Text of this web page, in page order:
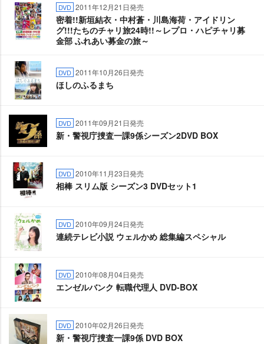
DVD 2011年12月21日発売
密着!!新垣結衣・中村蒼・川島海荷・アイドリン
グ!!!たちのチャリ旅24時!!～レプロ・ハピチャリ募
金部 ふれあい募金の旅～
DVD 2011年10月26日発売
ほしのふるまち
DVD 2011年09月21日発売
新・警視庁捜査一課9係シーズン2DVD BOX
DVD 2010年11月23日発売
相棒 スリム版 シーズン3 DVDセット1
DVD 2010年09月24日発売
連続テレビ小説 ウェルかめ 総集編スペシャル
DVD 2010年08月04日発売
エンゼルバンク 転職代理人 DVD-BOX
DVD 2010年02月26日発売
新・警視庁捜査一課9係 DVD BOX